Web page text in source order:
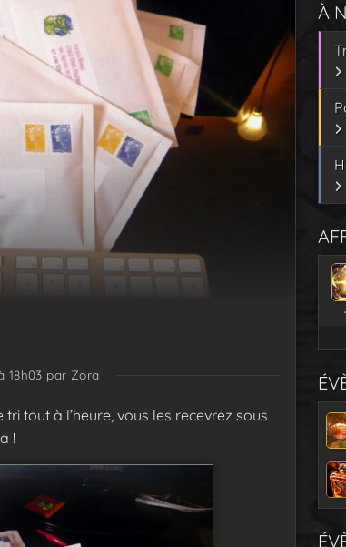
18h03 par Zora
tout à l’heure, vous les recevrez sous
!
À